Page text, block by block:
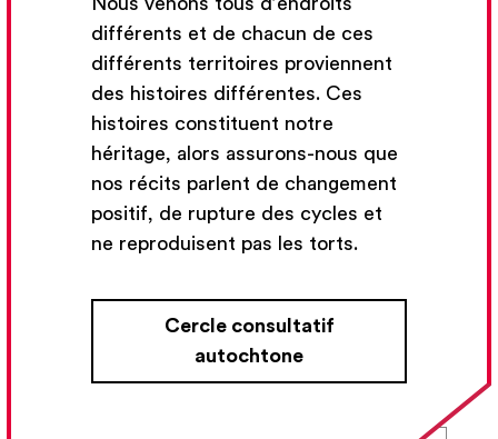
différents et de chacun de ces
différents territoires proviennent
des histoires différentes. Ces
histoires constituent notre
héritage, alors assurons-nous que
nos récits parlent de changement
positif, de rupture des cycles et
ne reproduisent pas les torts.
Cercle consultatif
autochtone
Contenu du cours
Reconnaître et comprendre
l’appropriation culturelle
Inspiration et responsabilité